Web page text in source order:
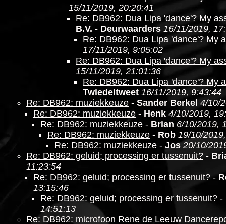
15/11/2019, 20:20:41
Re: DB962: Dua Lipa 'dance'? My
B.V. - Deurwaarders 16/11/2019,
Re: DB962: Dua Lipa 'dance'? My
17/11/2019, 9:05:02
Re: DB962: Dua Lipa 'dance'? My
15/11/2019, 21:01:36
Re: DB962: Dua Lipa 'dance'? My
Twiedeltweet 16/11/2019, 9:43:44
Re: DB962: muziekkeuze - Sander Berkel 4/10/
Re: DB962: muziekkeuze - Henk 4/10/2019,
Re: DB962: muziekkeuze - Brian 6/10/2019,
Re: DB962: muziekkeuze - Rob 19/10/
Re: DB962: muziekkeuze - Jos 20/10/
Re: DB962: geluid; processing er tussenuit? -
11:23:54
Re: DB962: geluid; processing er tussenuit? -
13:15:46
Re: DB962: geluid; processing er tussenuit? -
14:51:13
Re: DB962: microfoon Rene de Leeuw